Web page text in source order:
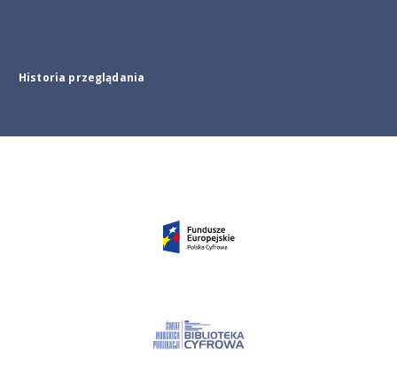
Historia przeglądania